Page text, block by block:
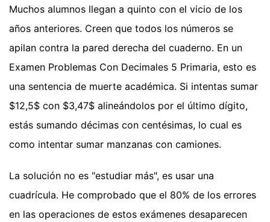
Muchos alumnos llegan a quinto con el vicio de los
años anteriores. Creen que todos los números se
apilan contra la pared derecha del cuaderno. En un
Examen Problemas Con Decimales 5 Primaria, esto es
una sentencia de muerte académica. Si intentas sumar
$12,5$ con $3,47$ alineándolos por el último dígito,
estás sumando décimas con centésimas, lo cual es
como intentar sumar manzanas con camiones.
La solución no es "estudiar más", es usar una
cuadrícula. He comprobado que el 80% de los errores
en las operaciones de estos exámenes desaparecen